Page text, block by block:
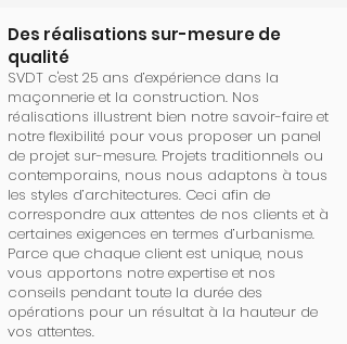
Des réalisations sur-mesure de
qualité
SVDT c'est 25 ans d’expérience dans la
maçonnerie et la construction. Nos
réalisations illustrent bien notre savoir-faire et
notre flexibilité pour vous proposer un panel
de projet sur-mesure. Projets traditionnels ou
contemporains, nous nous adaptons à tous
les styles d’architectures. Ceci afin de
correspondre aux attentes de nos clients et à
certaines exigences en termes d’urbanisme.
Parce que chaque client est unique, nous
vous apportons notre expertise et nos
conseils pendant toute la durée des
opérations pour un résultat à la hauteur de
vos attentes.